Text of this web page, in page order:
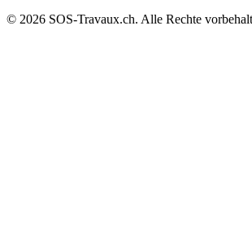
© 2026 SOS-Travaux.ch. Alle Rechte